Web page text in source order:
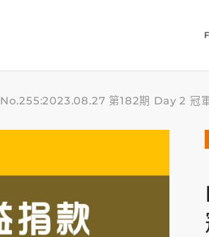
No.255:2023.08.27 第182期 Day 2 冠